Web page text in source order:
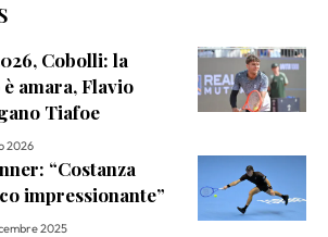
Cobolli: la
amara, Flavio
Tiafoe
2026
“Costanza
impressionante”
2025